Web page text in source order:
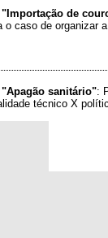
"Importação de
caso de organizar
"Apagão sanitário":
técnico X